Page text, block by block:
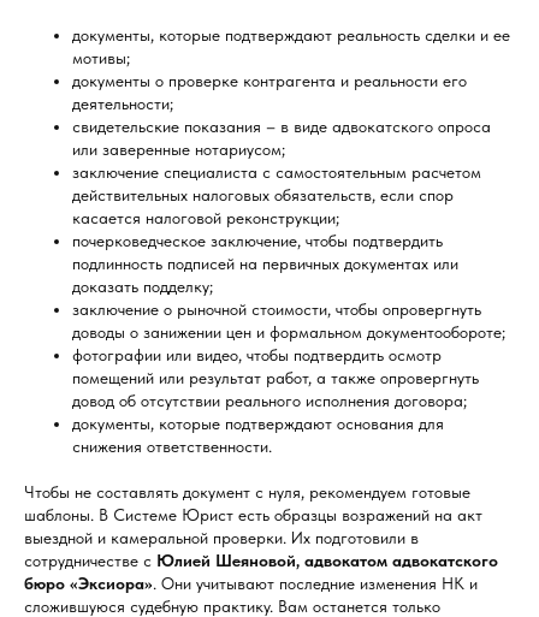
документы, которые подтверждают реальность сделки и ее
мотивы;
документы о проверке контрагента и реальности его
деятельности;
свидетельские показания – в виде адвокатского опроса
или заверенные нотариусом;
заключение специалиста с самостоятельным расчетом
действительных налоговых обязательств, если спор
касается налоговой реконструкции;
почерковедческое заключение, чтобы подтвердить
подлинность подписей на первичных документах или
доказать подделку;
заключение о рыночной стоимости, чтобы опровергнуть
доводы о занижении цен и формальном документообороте;
фотографии или видео, чтобы подтвердить осмотр
помещений или результат работ, а также опровергнуть
довод об отсутствии реального исполнения договора;
документы, которые подтверждают основания для
снижения ответственности.
Чтобы не составлять документ с нуля, рекомендуем готовые
шаблоны. В Системе Юрист есть образцы возражений на акт
выездной и камеральной проверки. Их подготовили в
сотрудничестве с Юлией Шеяновой, адвокатом адвокатского
бюро «Эксиора». Они учитывают последние изменения НК и
сложившуюся судебную практику. Вам останется только